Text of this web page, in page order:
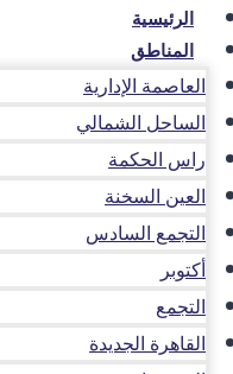
الرئيسية
المناطق
العاصمة الإدارية
الساحل الشمالي
راس الحكمة
العين السخنة
التجمع السادس
أكتوبر
التجمع
القاهرة الجديدة